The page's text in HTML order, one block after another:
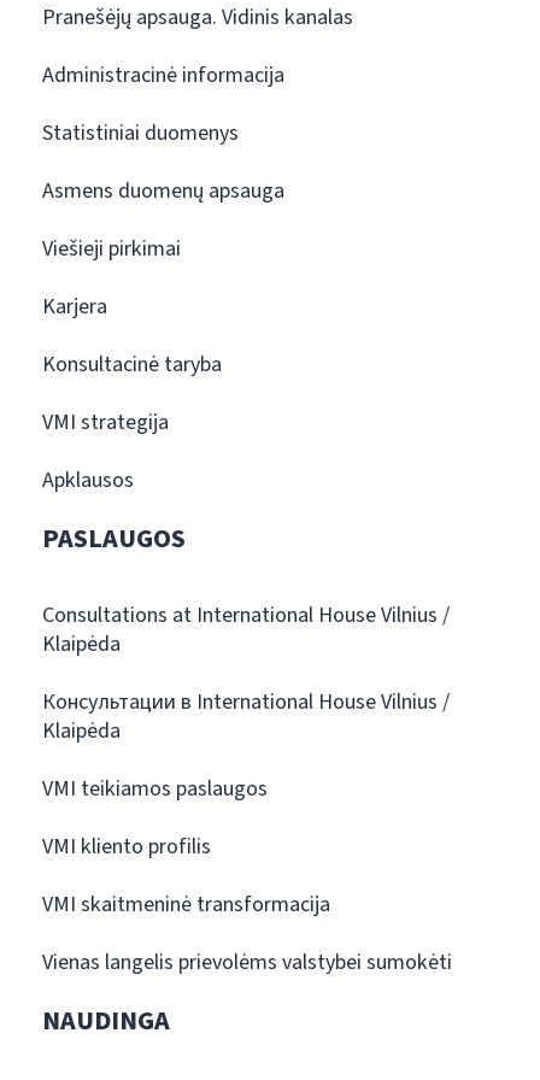
Pranešėjų apsauga. Vidinis kanalas
Administracinė informacija
Statistiniai duomenys
Asmens duomenų apsauga
Viešieji pirkimai
Karjera
Konsultacinė taryba
VMI strategija
Apklausos
PASLAUGOS
Consultations at International House Vilnius /
Klaipėda
Консультации в International House Vilnius /
Klaipėda
VMI teikiamos paslaugos
VMI kliento profilis
VMI skaitmeninė transformacija
Vienas langelis prievolėms valstybei sumokėti
NAUDINGA